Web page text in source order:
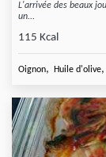
L'arrivée des beaux
un...
115 Kcal
Oignon, Huile d'olive,